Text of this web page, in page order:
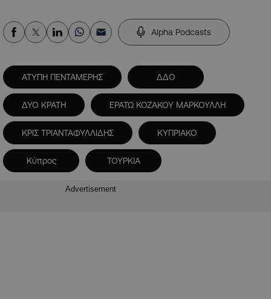
Alpha Podcasts
ΑΤΥΠΗ ΠΕΝΤΑΜΕΡΗΣ ΔΔΟ
ΔΥΟ ΚΡΑΤΗ ΕΡΑΤΩ ΚΟΖΑΚΟΥ ΜΑΡΚΟΥΛΛΗ
ΚΡΙΣ ΤΡΙΑΝΤΑΦΥΛΛΙΔΗΣ ΚΥΠΡΙΑΚΟ
Κύπρος ΤΟΥΡΚΙΑ
Advertisement